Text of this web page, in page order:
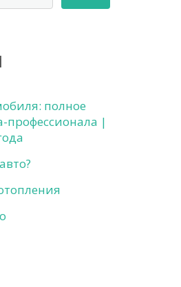
полное
профессионала |